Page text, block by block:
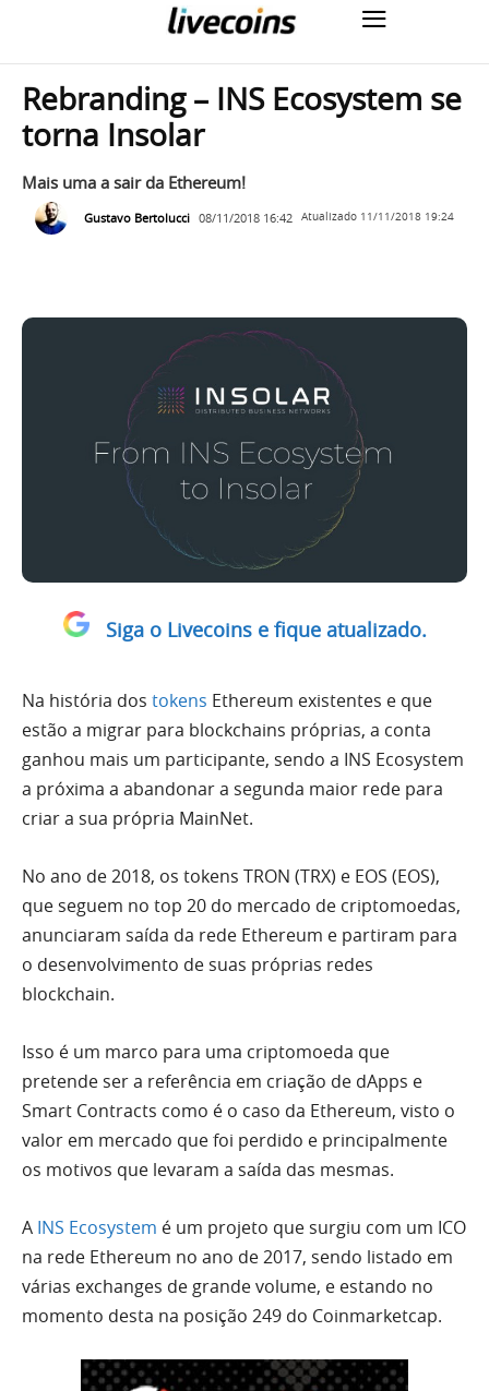
Rebranding – INS Ecosystem se
torna Insolar
Mais uma a sair da Ethereum!
Gustavo Bertolucci 08/11/2018 16:42 Atualizado 11/11/2018 19:24
Siga o Livecoins e fique atualizado.
Na história dos tokens Ethereum existentes e que
estão a migrar para blockchains próprias, a conta
ganhou mais um participante, sendo a INS Ecosystem
a próxima a abandonar a segunda maior rede para
criar a sua própria MainNet.
No ano de 2018, os tokens TRON (TRX) e EOS (EOS),
que seguem no top 20 do mercado de criptomoedas,
anunciaram saída da rede Ethereum e partiram para
o desenvolvimento de suas próprias redes
blockchain.
Isso é um marco para uma criptomoeda que
pretende ser a referência em criação de dApps e
Smart Contracts como é o caso da Ethereum, visto o
valor em mercado que foi perdido e principalmente
os motivos que levaram a saída das mesmas.
A INS Ecosystem é um projeto que surgiu com um ICO
na rede Ethereum no ano de 2017, sendo listado em
várias exchanges de grande volume, e estando no
momento desta na posição 249 do Coinmarketcap.